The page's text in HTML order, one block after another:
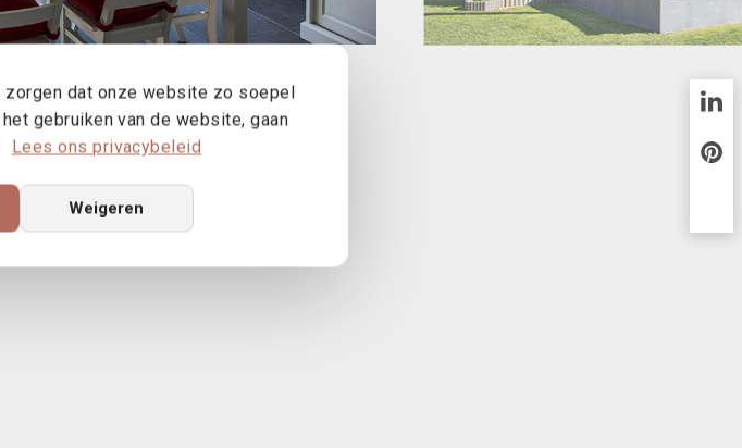
dat onze website zo soepel
gebruiken van de website, gaan
Lees ons privacybeleid
Weigeren